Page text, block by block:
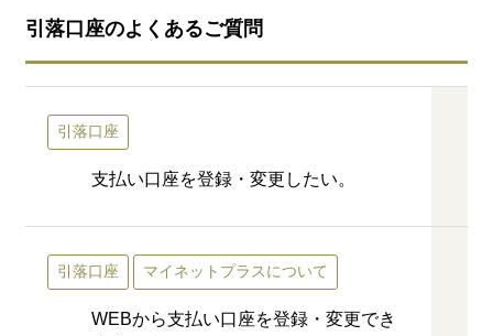
引落口座のよくあるご質問
引落口座
支払い口座を登録・変更したい。
引落口座 マイネットプラスについて
WEBから支払い口座を登録・変更でき